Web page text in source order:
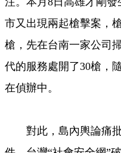
市又出現兩起槍擊案，
槍，先在台南一家公司
代的服務處開了30槍，
在偵辦中。
對此，島內輿論痛批